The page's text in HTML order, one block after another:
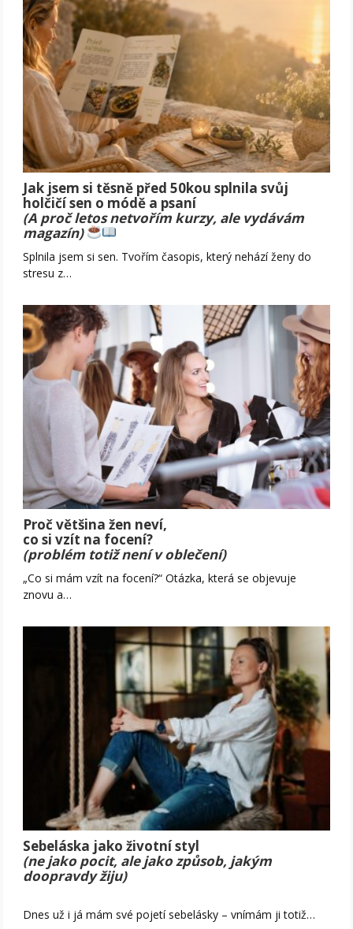
Jak jsem si těsně před 50kou splnila svůj
holčičí sen o módě a psaní
(A proč letos netvořím kurzy, ale vydávám
magazín)
Splnila jsem si sen. Tvořím časopis, který nehází ženy do
stresu z…
Proč většina žen neví,
co si vzít na focení?
(problém totiž není v oblečení)
„Co si mám vzít na focení?“ Otázka, která se objevuje
znovu a…
Sebeláska jako životní styl
(ne jako pocit, ale jako způsob, jakým
doopravdy žiju)
Dnes už i já mám své pojetí sebelásky – vnímám ji totiž…